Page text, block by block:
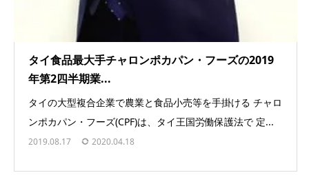
タイ食品最大手チャロンポカパン・フーズの2019
年第2四半期業...
タイの大型複合企業で農業と食品小売等を手掛ける チャロ
ンポカパン・フーズ(CPF)は、タイ王国労働保護法で 定...
2019.08.17 2020.04.18